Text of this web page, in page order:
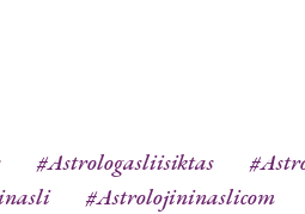
#astrologasliisiktas
#astrolojininaslicom